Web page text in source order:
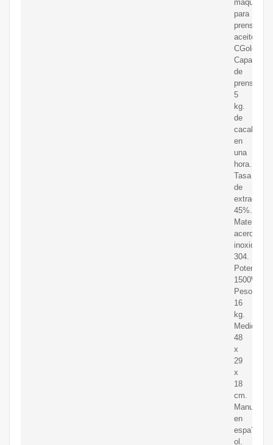
máquina
para
prensar
aceite
Capacidad
de
prensado:
5
kg.
de
cacahuete
en
una
hora.
Tasa
de
extracción:
45%.
Material:
acero
inoxidable
304.
Potencia:
1500W.
Peso:
16
kg.
Medidas:
48
x
29
x
18
cm.
Manual
en
espa?
ol.